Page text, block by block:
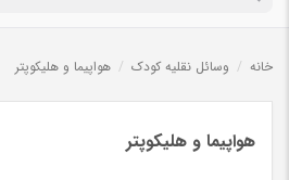
خانه / وسائل نقلیه کودک / هواپیما و هلیکوپتر
هواپیما و هلیکوپتر